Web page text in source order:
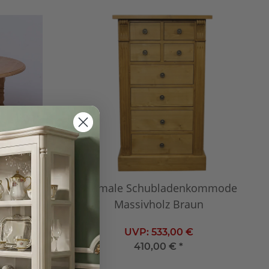
Schmale Schubladenkommode
Massivholz Braun
UVP: 533,00 €
410,00 € *